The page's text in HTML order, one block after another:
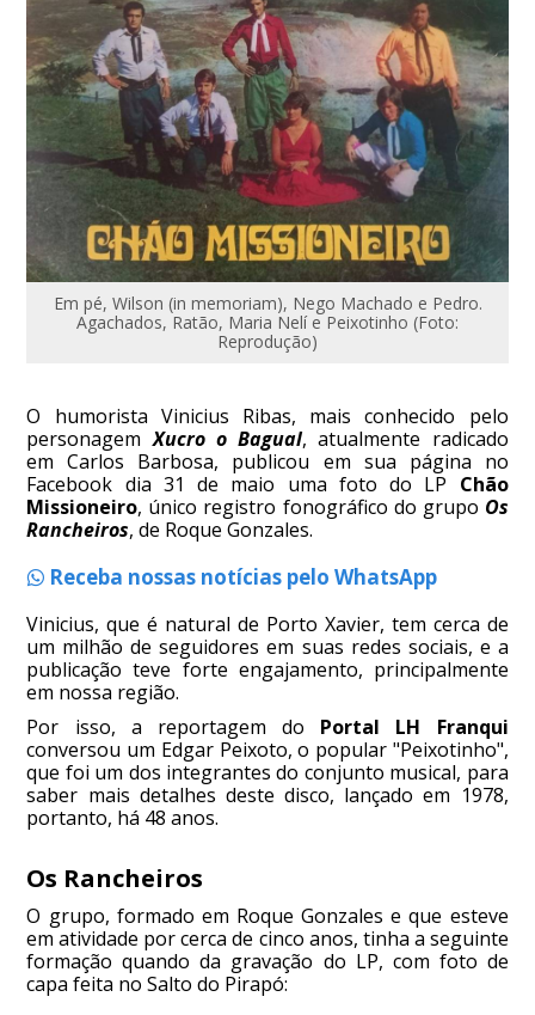
Em pé, Wilson (in memoriam), Nego Machado e Pedro.
Agachados, Ratão, Maria Nelí e Peixotinho (Foto:
Reprodução)
O humorista Vinicius Ribas, mais conhecido pelo
personagemXucro o Bagual, atualmente radicado
em Carlos Barbosa, publicou em sua página no
Facebook dia 31 de maio uma foto do LP Chão
Missioneiro, único registro fonográfico do grupo Os
Rancheiros, de Roque Gonzales.
Receba nossas notícias pelo WhatsApp
Vinicius, que é natural de Porto Xavier, tem cerca de
um milhão de seguidores em suas redes sociais, e a
publicação teve forte engajamento, principalmente
em nossa região.
Por isso, a reportagem do Portal LH Franqui
conversou um Edgar Peixoto, o popular "Peixotinho",
que foi um dos integrantes do conjunto musical, para
saber mais detalhes deste disco, lançado em 1978,
portanto, há 48 anos.
Os Rancheiros
O grupo, formado em Roque Gonzales e que esteve
em atividade por cerca de cinco anos, tinha a seguinte
formação quando da gravação do LP, com foto de
capa feita no Salto do Pirapó: